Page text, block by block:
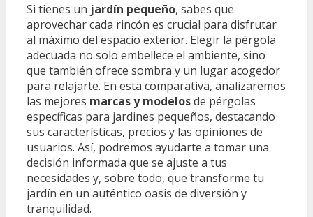
Si tienes un jardín pequeño, sabes que
aprovechar cada rincón es crucial para disfrutar
al máximo del espacio exterior. Elegir la pérgola
adecuada no solo embellece el ambiente, sino
que también ofrece sombra y un lugar acogedor
para relajarte. En esta comparativa, analizaremos
las mejores marcas y modelosde pérgolas
específicas para jardines pequeños, destacando
sus características, precios y las opiniones de
usuarios. Así, podremos ayudarte a tomar una
decisión informada que se ajuste a tus
necesidades y, sobre todo, que transforme tu
jardín en un auténtico oasis de diversión y
tranquilidad.